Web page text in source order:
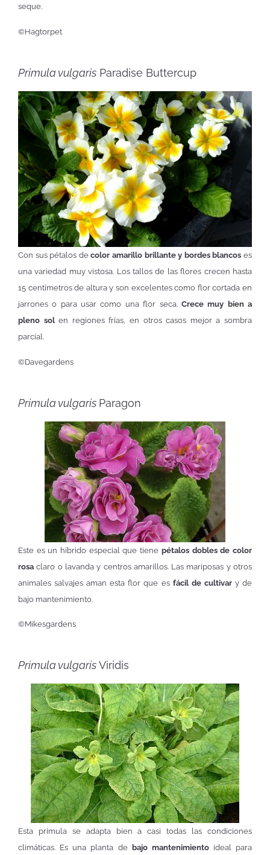
seque.
©Hagtorpet
Primula vulgaris Paradise Buttercup
Con sus pétalos decolor amarillo brillante y bordes blancos es
una variedad muy vistosa. Los tallos de las flores crecen hasta
15 centímetros de altura y son excelentes como flor cortada en
jarrones o para usar como una flor seca. Crece muy bien a
pleno solen regiones frías, en otros casos mejor a sombra
parcial.
©Davegardens
Primula vulgaris Paragon
Este es un híbrido especial que tiene pétalos dobles de color
rosa claro o lavanda y centros amarillos. Las mariposas y otros
animales salvajes aman esta flor que esfácil de cultivary de
bajo mantenimiento.
©Mikesgardens
Primula vulgarisViridis
Esta prímula se adapta bien a casi todas las condiciones
climáticas. Es una planta de bajo mantenimientoideal para